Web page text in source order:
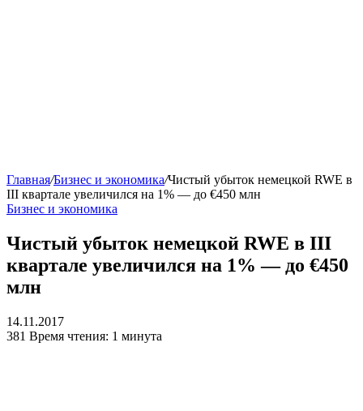
Главная/Бизнес и экономика/Чистый убыток немецкой RWE в
III квартале увеличился на 1% — до €450 млн
Бизнес и экономика
Чистый убыток немецкой RWE в III
квартале увеличился на 1% — до €450
млн
14.11.2017
381 Время чтения: 1 минута